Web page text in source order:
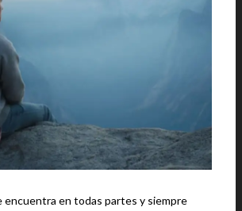
encuentra en todas partes y siempre